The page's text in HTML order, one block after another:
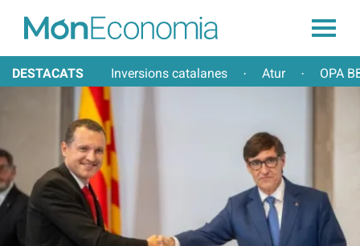
DESTACATS Inversions catalanes · Atur · OPA